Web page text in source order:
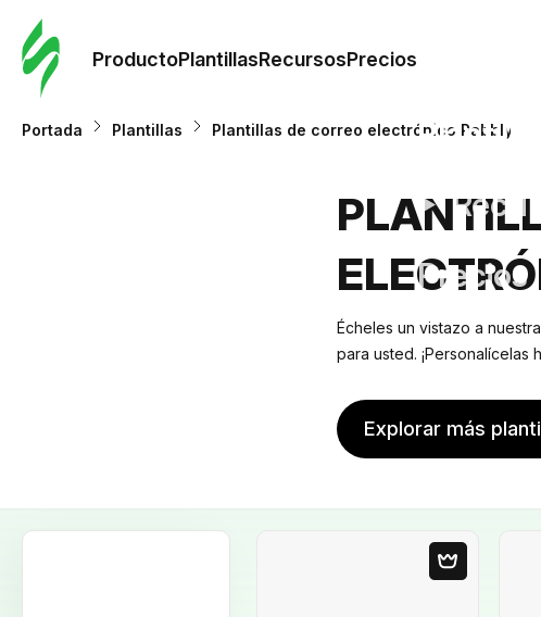
ProductoPlantillasRecursosPrecios
Plantillas
Precios
Portada Plantillas Plantillas de correo electrónico Pabbly
Écheles un vistazo a
para usted. ¡Personalícelas
Explorar más